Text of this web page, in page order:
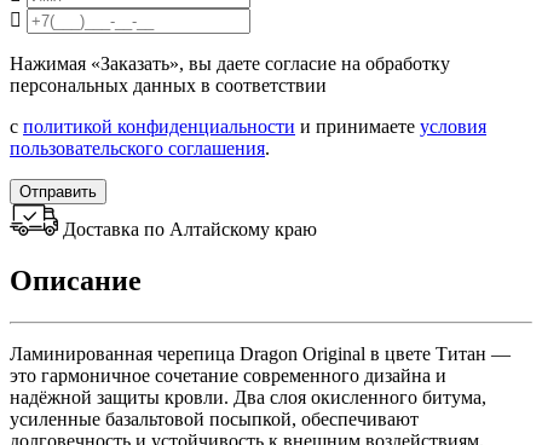
Нажимая «Заказать», вы даете согласие на обработку
персональных данных в соответствии
с политикой конфиденциальности и принимаете условия
пользовательского соглашения.
Отправить
Доставка по Алтайскому краю
Описание
Ламинированная черепица Dragon Original в цвете Титан —
это гармоничное сочетание современного дизайна и
надёжной защиты кровли. Два слоя окисленного битума,
усиленные базальтовой посыпкой, обеспечивают
долговечность и устойчивость к внешним воздействиям.